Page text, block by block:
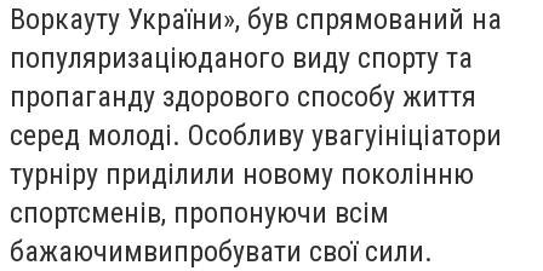
Воркауту України», був спрямований на
популяризаціюданого виду спорту та
пропаганду здорового способу життя
серед молоді. Особливу увагуініціатори
турніру приділили новому поколінню
спортсменів, пропонуючи всім
бажаючимвипробувати свої сили.